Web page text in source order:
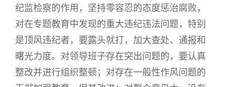
纪监检察的作用，坚持零容忍的态度惩治腐败，
对在专题教育中发现的重大违纪违法问题，特别
是顶风违纪者，要露头就打，加大查处、通报和
曙光力度。对领导班子存在突出问题的，要认真
整改并进行组织整顿；对存在一般性作风问题的